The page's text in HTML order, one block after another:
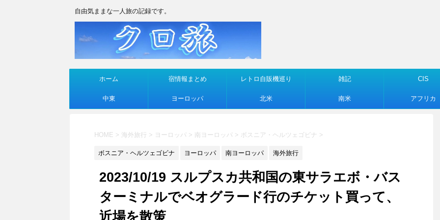
自由気ままな一人旅の記録です。
ホーム 宿情報まとめ レトロ自販機巡り 雑記 CIS
中東 ヨーロッパ 北米 南米 アフリカ
HOME > 海外旅行 > ヨーロッパ > 南ヨーロッパ > ボスニア・ヘルツェゴビナ >
ボスニア・ヘルツェゴビナ ヨーロッパ 南ヨーロッパ 海外旅行
2023/10/19 スルプスカ共和国の東サラエボ・バス
ターミナルでベオグラード行のチケット買って、
近場を散策